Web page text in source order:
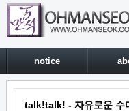
notice
talk!talk! - 자유로운 수